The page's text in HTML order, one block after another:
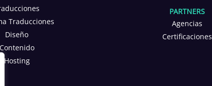
Traducciones
Diseño
Contenido
Hosting
PARTNERS
Agencias
Certificaciones